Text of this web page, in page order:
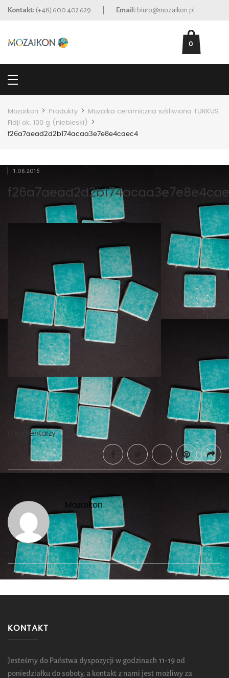
Kontakt: (+48) 600 402 629 Email: biuro@mozaikon.pl
0
Mozaikon > Produkty >
Mozaika ceramiczna szkliwiona TURKUS
Fidji ok. 100 g (niebieski)
>
f26a7aead2d2b174acaa3e7e8e4caec4
1.06.2016
0 komentarzy
Mozaikon
KONTAKT
Jesteśmy do Państwa dyspozycji w godzinach 11-19 od
poniedziałku do soboty, a kontakt z nami jest możliwy za